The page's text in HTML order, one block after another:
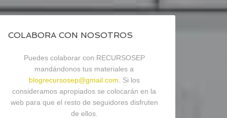
COLABORA CON NOSOTROS
Puedes colaborar con RECURSOSEP
mandándonos tus materiales a
blogrecursosep@gmail.com . Si los
consideramos apropiados se colocarán en la
web para que el resto de seguidores disfruten
de ellos.